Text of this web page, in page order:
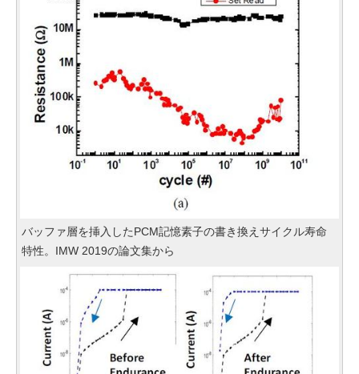
バッファ層を挿入したPCM記憶素子の書き換えサイクル寿命
特性。IMW 2019の論文集から